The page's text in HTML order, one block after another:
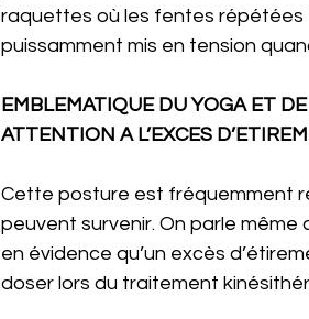
raquettes où les fentes répétées
puissamment mis en tension
EMBLEMATIQUE DU YOGA ET
ATTENTION A L’EXCES
Cette posture est fréquemment
peuvent survenir. On parle même
en évidence qu’un excès
doser lors du traitement